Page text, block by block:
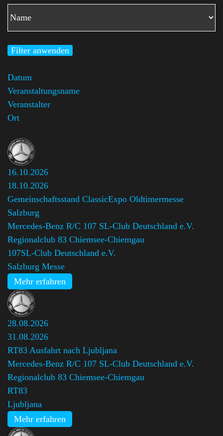
Filter anwenden
Datum
Veranstaltungsname
Veranstalter
Ort
16.10.2026
18.10.2026
Gemeinschaftsstand ClassicExpo Oldtimermesse
Salzburg
Mercedes-Benz R/C 107 SL-Club Deutschland e.V.
Regionalclub 83 Chiemsee-Chiemgau
107SL-Club Deutschland e.V.
Salzburg Messe
Mehr erfahren
28.08.2026
31.08.2026
RT83 Ausfahrt nach Ljubljana
Mercedes-Benz R/C 107 SL-Club Deutschland e.V.
Regionalclub 83 Chiemsee-Chiemgau
RT83
Ljubljana
Mehr erfahren